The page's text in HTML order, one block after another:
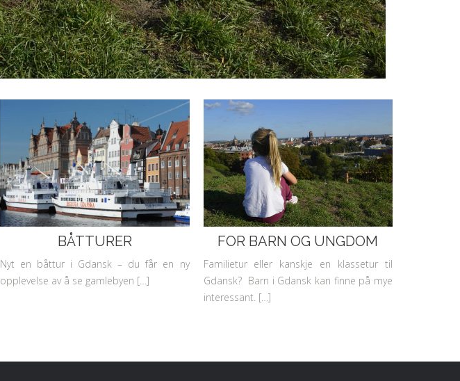
BÅTTURER
Nyt en båttur i Gdansk – du får en ny
opplevelse av å se gamlebyen […]
FOR BARN OG UNGDOM
Familietur eller kanskje en klassetur til
Gdansk? Barn i Gdansk kan finne på mye
interessant. […]